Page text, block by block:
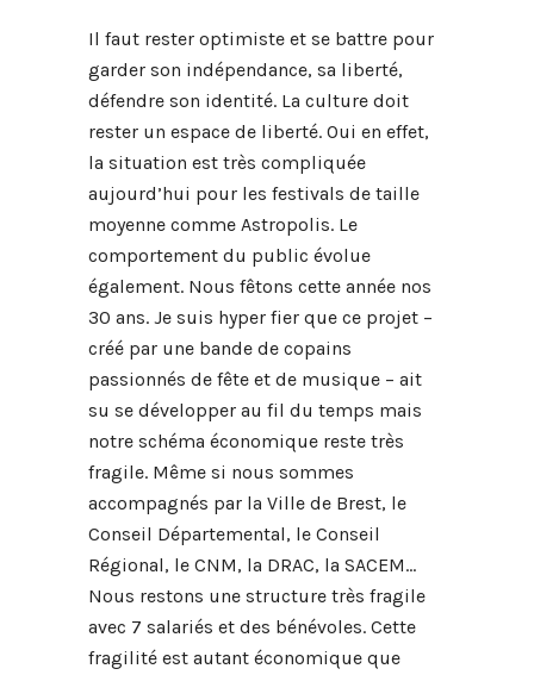
Il faut rester optimiste et se battre pour
garder son indépendance, sa liberté,
défendre son identité. La culture doit
rester un espace de liberté. Oui en effet,
la situation est très compliquée
aujourd’hui pour les festivals de taille
moyenne comme Astropolis. Le
comportement du public évolue
également. Nous fêtons cette année nos
30 ans. Je suis hyper fier que ce projet –
créé par une bande de copains
passionnés de fête et de musique – ait
su se développer au fil du temps mais
notre schéma économique reste très
fragile. Même si nous sommes
accompagnés par la Ville de Brest, le
Conseil Départemental, le Conseil
Régional, le CNM, la DRAC, la SACEM…
Nous restons une structure très fragile
avec 7 salariés et des bénévoles. Cette
fragilité est autant économique que